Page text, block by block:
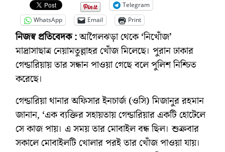
Telegram
WhatsApp
Email Print
নিজস্ব প্রতিবেদক :আগৈলঝড়া থেকে ‘নিখোঁজ’
মাদ্রাসাছাত্র নেয়ামতুল্লাহর খোঁজ মিলেছে। পুরান ঢাকার
গেন্ডারিয়ায় তার সন্ধান পাওয়া গেছে বলে পুলিশ নিশ্চিত
করেছে।
গেন্ডারিয়া থানার অফিসার ইনচার্জ (ওসি) মিজানুর রহমান
জানান, ‘এক ব্যক্তির সহায়তায় গেন্ডারিয়ার একটি হোটেলে
সে কাজ পায়। এ সময় তার মোবাইল বন্ধ ছিল। শুক্রবার
সকালে মোবাইলটি খোলার পরই তার খোঁজ পাওয়া যায়।